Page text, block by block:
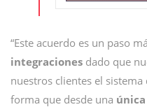
“Este acuerdo es un paso
integraciones dado que
nuestros clientes el
forma que desde una